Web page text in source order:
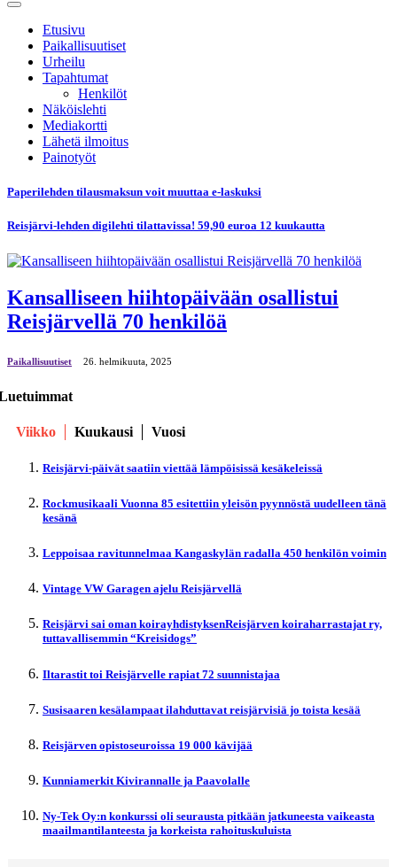
Etusivu
Paikallisuutiset
Urheilu
Tapahtumat
Henkilöt
Näköislehti
Mediakortti
Lähetä ilmoitus
Painotyöt
Paperilehden tilausmaksun voit muuttaa e-laskuksi
Reisjärvi-lehden digilehti tilattavissa! 59,90 euroa 12 kuukautta
Kansalliseen hiihtopäivään osallistui
Reisjärvellä 70 henkilöä
Paikallisuutiset 26. helmikuuta, 2025
Viikko Kuukausi Vuosi
Reisjärvi-päivät saatiin viettää lämpöisissä kesäkeleissä
Rockmusikaali Vuonna 85 esitettiin yleisön pyynnöstä uudelleen tänä
kesänä
Leppoisaa ravitunnelmaa Kangaskylän radalla 450 henkilön voimin
Vintage VW Garagen ajelu Reisjärvellä
Reisjärvi sai oman koirayhdistyksenReisjärven koiraharrastajat ry,
tuttavallisemmin “Kreisidogs”
Iltarastit toi Reisjärvelle rapiat 72 suunnistajaa
Susisaaren kesälampaat ilahduttavat reisjärvisiä jo toista kesää
Reisjärven opistoseuroissa 19 000 kävijää
Kunniamerkit Kivirannalle ja Paavolalle
Ny-Tek Oy:n konkurssi oli seurausta pitkään jatkuneesta vaikeasta
maailmantilanteesta ja korkeista rahoituskuluista